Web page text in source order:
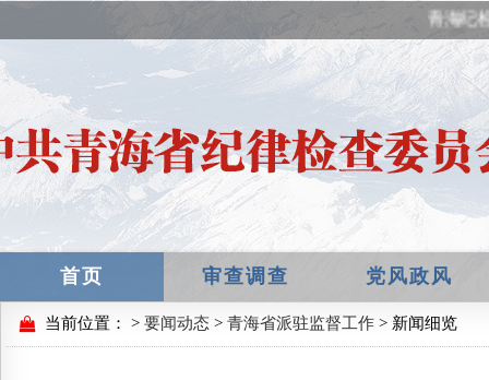
青海纪
首页 审查调查 党风政风
当前位置： > 要闻动态 > 青海省派驻监督工作 > 新闻细览